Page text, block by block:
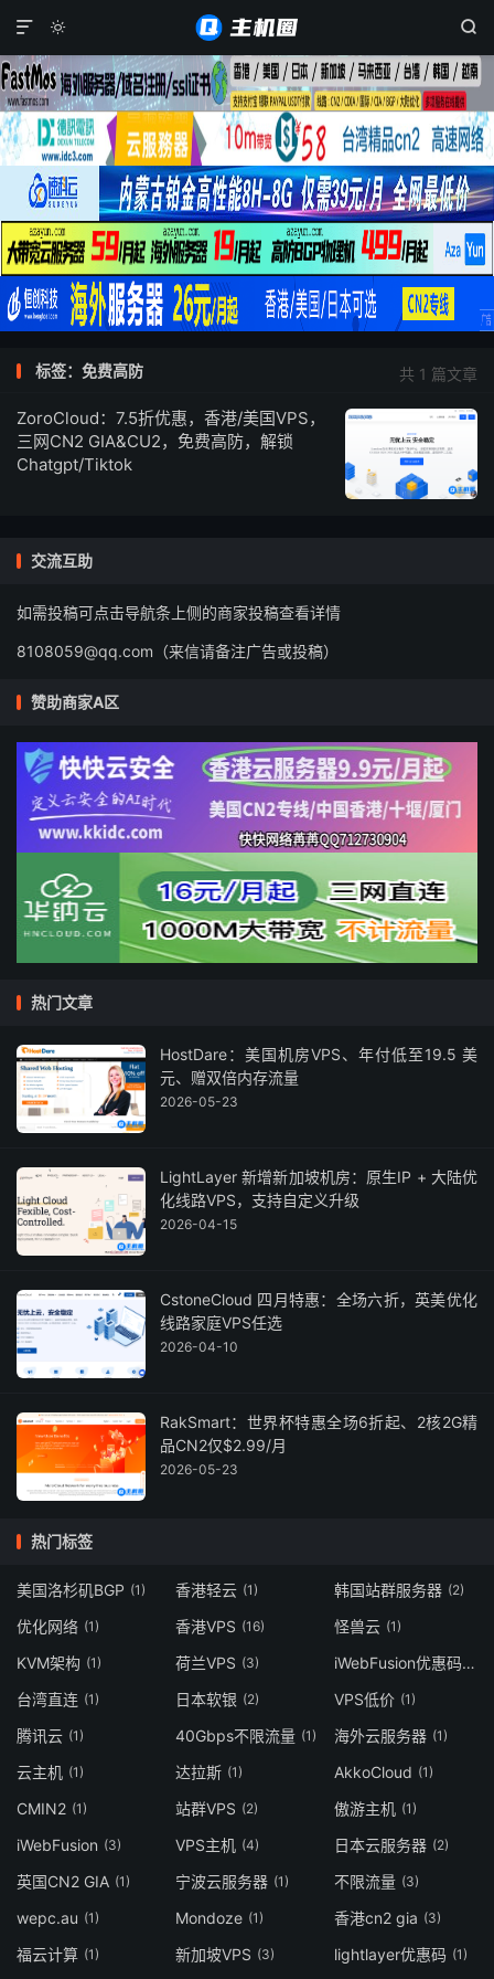
 

共 1 篇文章
标签：免费高防
ZoroCloud：7.5折优惠，香港/美国VPS，
三网CN2 GIA&CU2，免费高防，解锁
Chatgpt/Tiktok
交流互助
如需投稿可点击导航条上侧的商家投稿查看详情
8108059@qq.com（来信请备注广告或投稿）
赞助商家A区
热门文章
HostDare：美国机房VPS、年付低至19.5 美
元、赠双倍内存流量
2026-05-23
LightLayer 新增新加坡机房：原生IP + 大陆优
化线路VPS，支持自定义升级
2026-04-15
CstoneCloud 四月特惠：全场六折，英美优化
线路家庭VPS任选
2026-04-10
RakSmart：世界杯特惠全场6折起、2核2G精
品CN2仅$2.99/月
2026-05-23
热门标签
美国洛杉矶BGP (1) 香港轻云 (1) 韩国站群服务器 (2)
优化网络 (1) 香港VPS (16) 怪兽云 (1)
KVM架构 (1) 荷兰VPS (3) iWebFusion优惠码
(1)
台湾直连 (1) 日本软银 (2) VPS低价 (1)
腾讯云 (1) 40Gbps不限流量 (1) 海外云服务器 (1)
云主机 (1) 达拉斯 (1) AkkoCloud (1)
CMIN2 (1) 站群VPS (2) 傲游主机 (1)
iWebFusion (3) VPS主机 (4) 日本云服务器 (2)
英国CN2 GIA (1) 宁波云服务器 (1) 不限流量 (3)
wepc.au (1) Mondoze (1) 香港cn2 gia (3)
福云计算 (1) 新加坡VPS (3) lightlayer优惠码 (1)